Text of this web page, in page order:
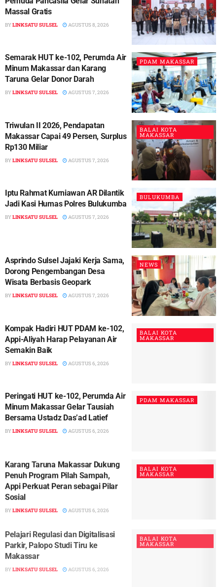
Massal Gratis
BYLINKSATU SULSEL AGUSTUS 8, 2026
PDAM MAKASSAR
Semarak HUT ke-102, Perumda Air
Minum Makassar dan Karang
Taruna Gelar Donor Darah
BYLINKSATU SULSEL AGUSTUS 7, 2026
BALAI KOTA
MAKASSAR
Triwulan II 2026, Pendapatan
Makassar Capai 49 Persen, Surplus
Rp130 Miliar
BYLINKSATU SULSEL AGUSTUS 7, 2026
BULUKUMBA
Iptu Rahmat Kurniawan AR Dilantik
Jadi Kasi Humas Polres Bulukumba
BYLINKSATU SULSEL AGUSTUS 7, 2026
NEWS
Asprindo Sulsel Jajaki Kerja Sama,
Dorong Pengembangan Desa
Wisata Berbasis Geopark
BYLINKSATU SULSEL AGUSTUS 7, 2026
BALAI KOTA
MAKASSAR
Kompak Hadiri HUT PDAM ke-102,
Appi-Aliyah Harap Pelayanan Air
Semakin Baik
BYLINKSATU SULSEL AGUSTUS 6, 2026
PDAM MAKASSAR
Peringati HUT ke-102, Perumda Air
Minum Makassar Gelar Tausiah
Bersama Ustadz Das’ad Latief
BYLINKSATU SULSEL AGUSTUS 6, 2026
BALAI KOTA
MAKASSAR
Karang Taruna Makassar Dukung
Penuh Program Pilah Sampah,
Appi Perkuat Peran sebagai Pilar
Sosial
BYLINKSATU SULSEL AGUSTUS 6, 2026
BALAI KOTA
MAKASSAR
Pelajari Regulasi dan Digitalisasi
Parkir, Palopo Studi Tiru ke
Makassar
BYLINKSATU SULSEL AGUSTUS 6, 2026